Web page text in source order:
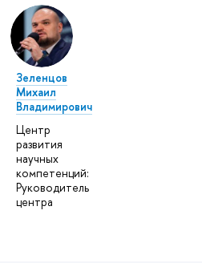
Зеленцов
Михаил
Владимирович
Центр
развития
научных
компетенций:
Руководитель
центра